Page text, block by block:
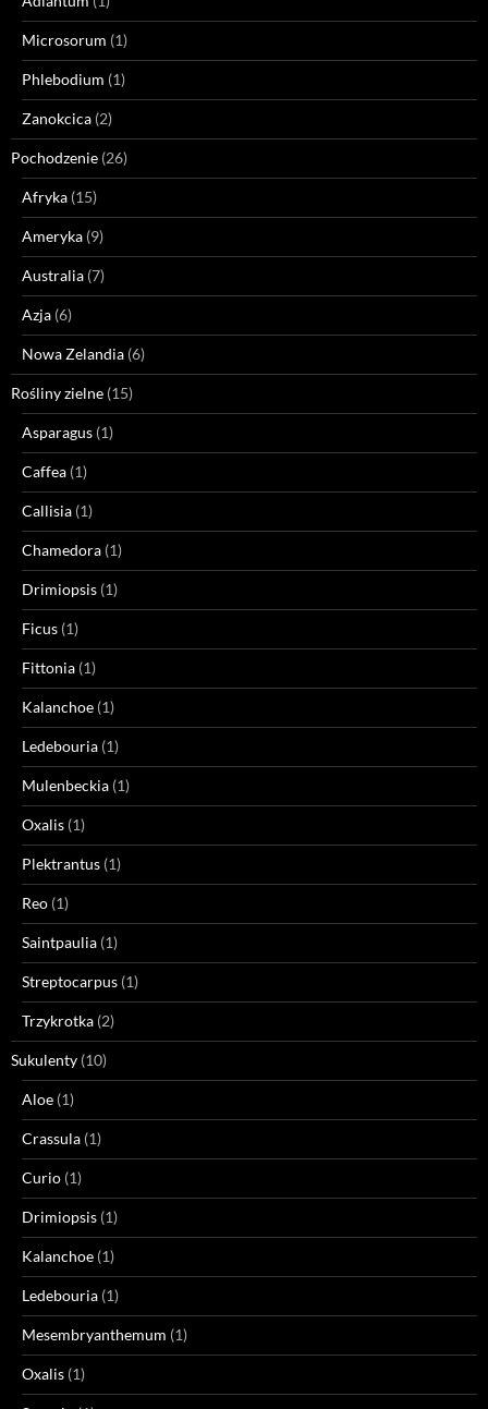
Microsorum (1)
Phlebodium (1)
Zanokcica (2)
Pochodzenie (26)
Afryka (15)
Ameryka (9)
Australia (7)
Azja (6)
Nowa Zelandia (6)
Rośliny zielne (15)
Asparagus (1)
Caffea (1)
Callisia (1)
Chamedora (1)
Drimiopsis (1)
Ficus (1)
Fittonia (1)
Kalanchoe (1)
Ledebouria (1)
Mulenbeckia (1)
Oxalis (1)
Plektrantus (1)
Reo (1)
Saintpaulia (1)
Streptocarpus (1)
Trzykrotka (2)
Sukulenty (10)
Aloe (1)
Crassula (1)
Curio (1)
Drimiopsis (1)
Kalanchoe (1)
Ledebouria (1)
Mesembryanthemum (1)
Oxalis (1)